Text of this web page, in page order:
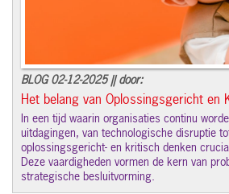
BLOG 02-12-2025 || door:
Het belang van Oplossingsgericht en
In een tijd waarin organisaties continu
uitdagingen, van technologische disruptie
oplossingsgericht- en kritisch denken
Deze vaardigheden vormen de kern van
strategische besluitvorming.